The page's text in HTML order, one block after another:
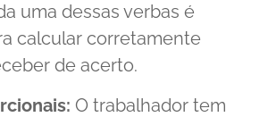
uma dessas verbas é
calcular corretamente
de acerto.
O trabalhador tem